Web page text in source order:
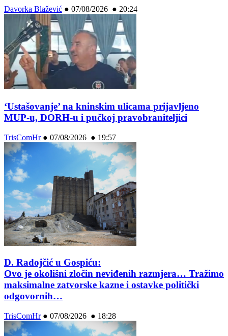
Davorka Blažević ● 07/08/2026 ● 20:24
‘Ustašovanje’ na kninskim ulicama prijavljeno
MUP-u, DORH-u i pučkoj pravobraniteljici
TrisComHr● 07/08/2026 ● 19:57
D. Radojčić u Gospiću:
Ovo je okolišni zločin neviđenih razmjera… Tražimo
maksimalne zatvorske kazne i ostavke politički
odgovornih…
TrisComHr● 07/08/2026 ● 18:28